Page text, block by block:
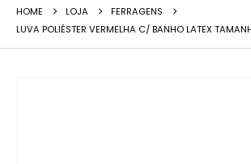
HOME LOJA
FERRAGENS
LUVA POLIÉSTER VERMELHA C/ BANHO LATEX